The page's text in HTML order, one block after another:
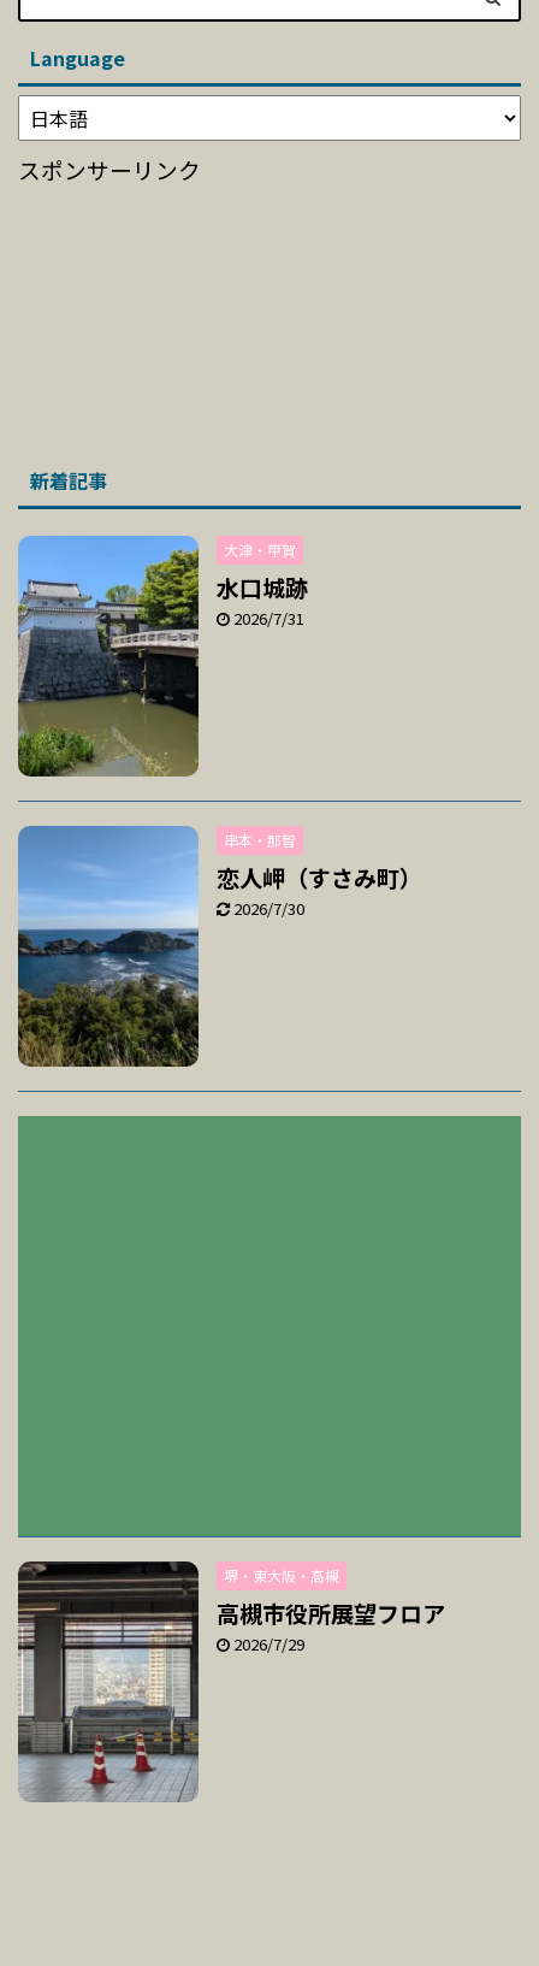
Language
スポンサーリンク
新着記事
大津・甲賀
水口城跡
2026/7/31
串本・那智
恋人岬（すさみ町）
2026/7/30
堺・東大阪・高槻
高槻市役所展望フロア
2026/7/29